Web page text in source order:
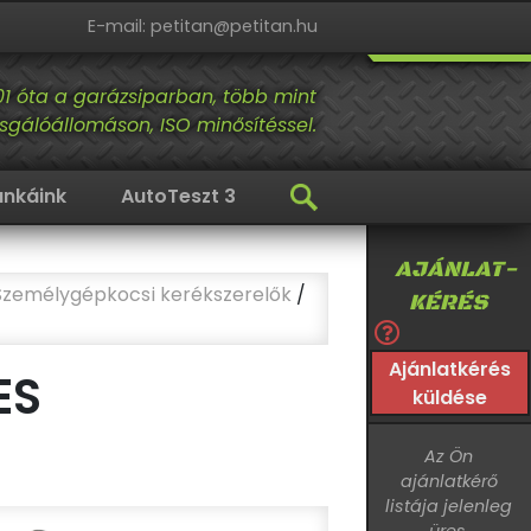
E-mail: petitan@petitan.hu
óta a garázsiparban, több mint
ISO minősítéssel.
AutoTeszt 3
kerékszerelők /
AJÁNLAT-
KÉRÉS
Ajánlatkérés
küldése
Az Ön
ajánlatkérő
listája jelenleg